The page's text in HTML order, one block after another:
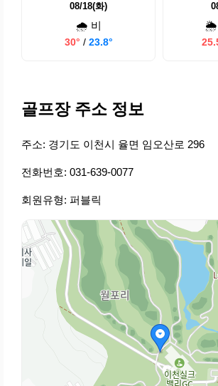
08/18(화)
🌧️ 비
30° / 23.8°
🌦️
골프장 주소 정보
주소: 경기도 이천시 율면 임오산로 296
전화번호: 031-639-0077
회원유형: 퍼블릭